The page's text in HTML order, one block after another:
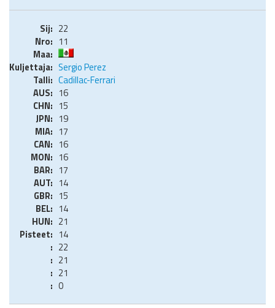
22
11
Sergio Perez
Cadillac-Ferrari
16
15
19
17
16
16
17
14
15
14
21
14
22
21
21
0